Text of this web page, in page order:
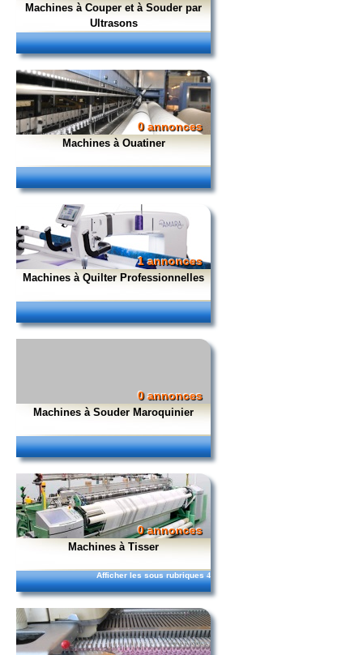
Machines à Couper et à Souder par
Ultrasons
0 annonces
Machines à Ouatiner
1 annonces
Machines à Quilter Professionnelles
0 annonces
Machines à Souder Maroquinier
0 annonces
Machines à Tisser
Afficher les sous rubriques 4